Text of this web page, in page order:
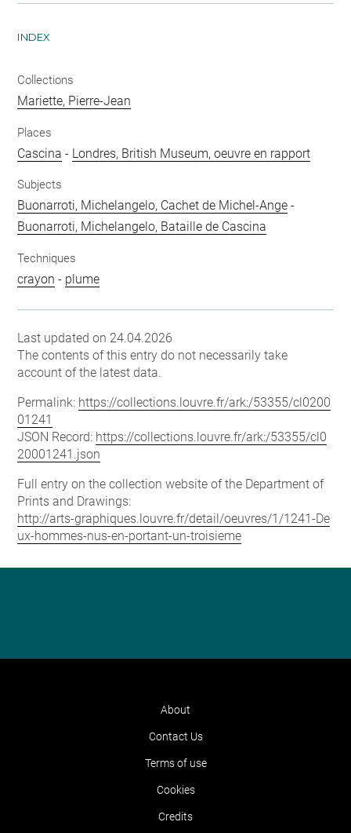
INDEX
Collections
Mariette, Pierre-Jean
Places
Cascina - Londres, British Museum, oeuvre en rapport
Subjects
Buonarroti, Michelangelo, Cachet de Michel-Ange -
Buonarroti, Michelangelo, Bataille de Cascina
Techniques
crayon - plume
Last updated on 24.04.2026
The contents of this entry do not necessarily take
account of the latest data.
Permalink: https://collections.louvre.fr/ark:/53355/cl0200
01241
JSON Record: https://collections.louvre.fr/ark:/53355/cl0
20001241.json
Full entry on the collection website of the Department of
Prints and Drawings:
http://arts-graphiques.louvre.fr/detail/oeuvres/1/1241-De
ux-hommes-nus-en-portant-un-troisieme
About
Contact Us
Terms of use
Cookies
Credits